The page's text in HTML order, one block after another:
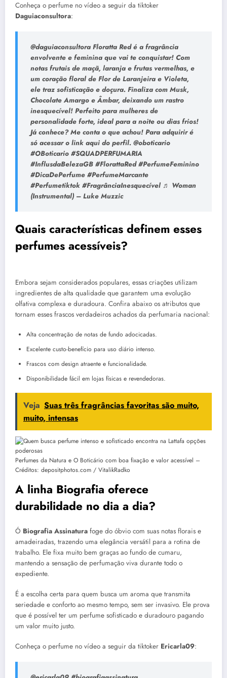
Conheça o perfume no vídeo a seguir da tiktoker
Daguiaconsultora:
@daguiaconsultora Floratta Red é a fragrância
envolvente e feminina que vai te conquistar! Com
notas frutais de maçã, laranja e frutas vermelhas, e
um coração floral de Flor de Laranjeira e Violeta,
ele traz sofisticação e doçura. Finaliza com Musk,
Chocolate Amargo e Âmbar, deixando um rastro
inesquecível! Perfeito para mulheres de
personalidade forte, ideal para a noite ou dias frios!
Já conhece? Me conta o que achou! Para adquirir é
só acessar o link aqui do perfil. @oboticario
#OBoticario #SQUADPERFUMARIA
#InflusdaBelezaGB #FlorattaRed #PerfumeFeminino
#DicaDePerfume #PerfumeMarcante
#Perfumetiktok #FragrânciaInesquecível ♬ Woman
(Instrumental) – Luke Muzzic
Quais características definem esses
perfumes acessíveis?
Embora sejam considerados populares, essas criações utilizam
ingredientes de alta qualidade que garantem uma evolução
olfativa complexa e duradoura. Confira abaixo os atributos que
tornam esses frascos verdadeiros achados da perfumaria nacional:
Alta concentração de notas de fundo adocicadas.
Excelente custo-benefício para uso diário intenso.
Frascos com design atraente e funcionalidade.
Disponibilidade fácil em lojas físicas e revendedoras.
Veja Suas três fragrâncias favoritas são muito,
muito, intensas
Perfumes da Natura e O Boticário com boa fixação e valor acessível –
Créditos: depositphotos.com / VitalikRadko
A linha Biografia oferece
durabilidade no dia a dia?
Ó Biografia Assinatura foge do óbvio com suas notas florais e
amadeiradas, trazendo uma elegância versátil para a rotina de
trabalho. Ele fixa muito bem graças ao fundo de cumaru,
mantendo a sensação de perfumação viva durante todo o
expediente.
É a escolha certa para quem busca um aroma que transmita
seriedade e conforto ao mesmo tempo, sem ser invasivo. Ele prova
que é possível ter um perfume sofisticado e duradouro pagando
um valor muito justo.
Conheça o perfume no vídeo a seguir da tiktoker Ericarla09: